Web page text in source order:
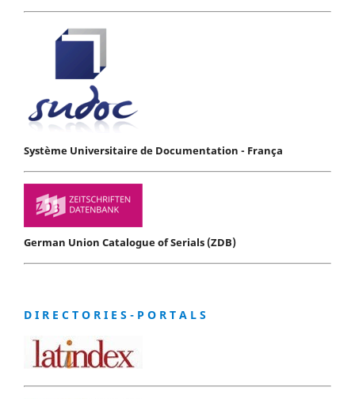
Système Universitaire de Documentation - França
German Union Catalogue of Serials (ZDB)
D I R E C T O R I E S - P O R T A L S